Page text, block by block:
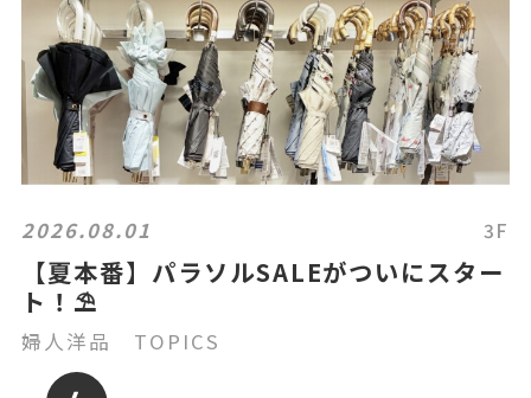
2026.08.01 3F
【夏本番】パラソルSALEがついにスター
ト！⛱️
婦人洋品 TOPICS